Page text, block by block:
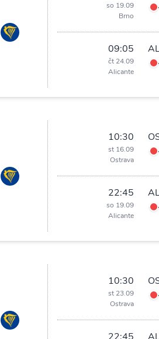
so 19.09
Brno
09:05
čt 24.09
Alicante
10:30
st 16.09
Ostrava
22:45
so 19.09
Alicante
10:30
st 23.09
Ostrava